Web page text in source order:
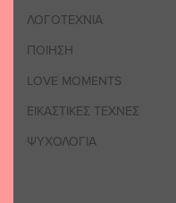
ΛΟΓΟΤΕΧΝΙΑ
ΠΟΙΗΣΗ
LOVE MOMENTS
ΕΙΚΑΣΤΙΚΕΣ ΤΕΧΝΕΣ
ΨΥΧΟΛΟΓΙΑ